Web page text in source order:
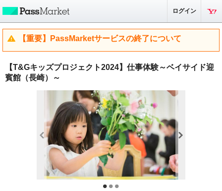
ログイン
【重要】PassMarketサービスの終了について
【T&Gキッズプロジェクト2024】仕事体験～ベイサイド迎
賓館（長崎）～